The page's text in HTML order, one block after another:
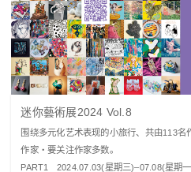
迷你藝術展2024 Vol.8
围绕多元化艺术表现的小旅行、共由113
作家・要关注作家多数。
PART1 2024.07.03(星期三)–07.08(星期